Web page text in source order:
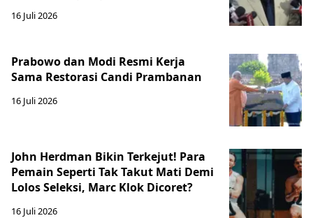
16 Juli 2026
Prabowo dan Modi Resmi Kerja
Sama Restorasi Candi Prambanan
16 Juli 2026
John Herdman Bikin Terkejut! Para
Pemain Seperti Tak Takut Mati Demi
Lolos Seleksi, Marc Klok Dicoret?
16 Juli 2026